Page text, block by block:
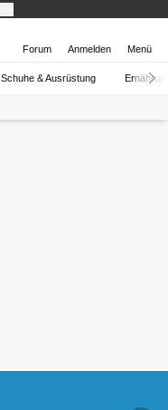
Forum Anmelden Menü
Schuhe & Ausrüstung